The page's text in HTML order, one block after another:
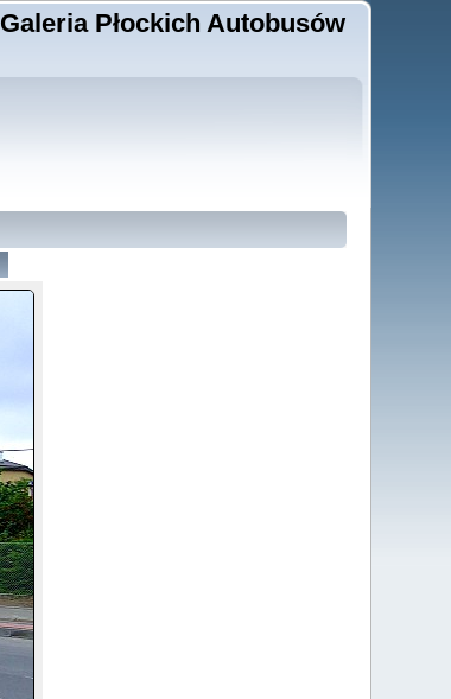
Galeria Płockich Autobusów